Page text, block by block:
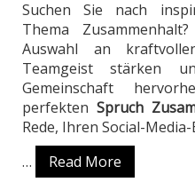
Suchen Sie nach
Thema
Auswahl an
Teamgeist stärken
Gemeinschaft
perfekten Spruch
Rede, Ihren Social-
…
Read More